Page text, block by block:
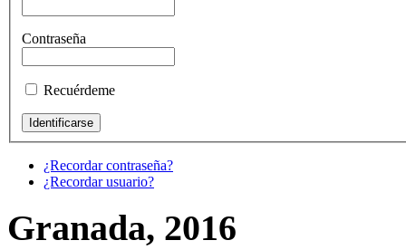
Contraseña
Recuérdeme
¿Recordar contraseña?
¿Recordar usuario?
Granada, 2016